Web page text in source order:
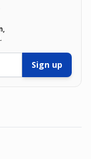
Sign up